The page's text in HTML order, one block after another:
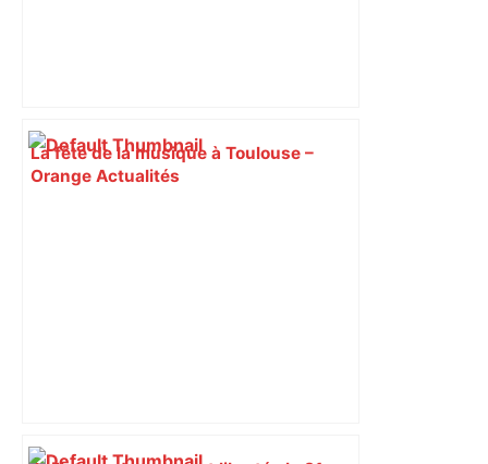
La fête de la musique à Toulouse –
Orange Actualités